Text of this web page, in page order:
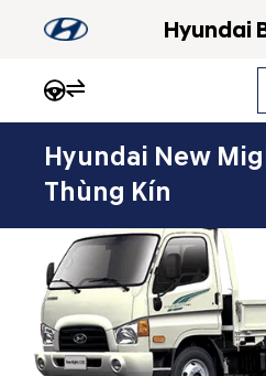
Hyundai
Hyundai New
Thùng Kín